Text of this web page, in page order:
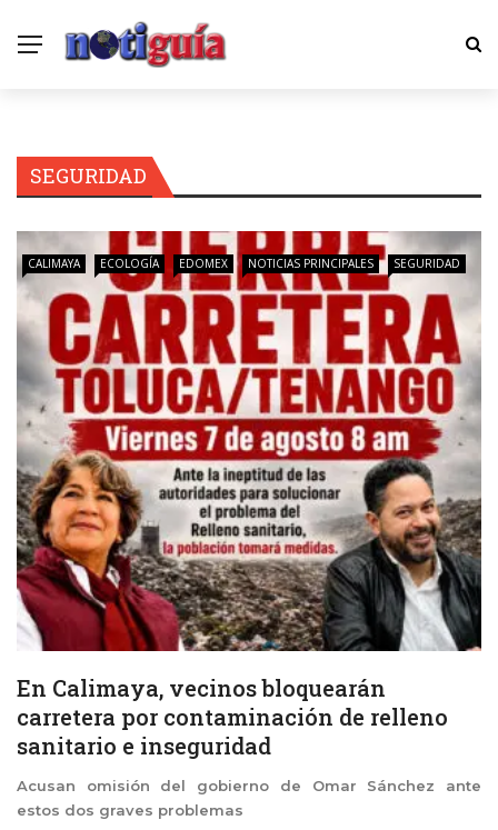
SEGURIDAD
CALIMAYA ECOLOGÍA EDOMEX NOTICIAS PRINCIPALES SEGURIDAD
En Calimaya, vecinos bloquearán
carretera por contaminación de relleno
sanitario e inseguridad
Acusan omisión del gobierno de Omar Sánchez ante
estos dos graves problemas